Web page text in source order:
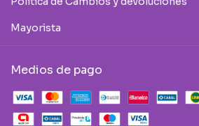
Mayorista
Medios de pago